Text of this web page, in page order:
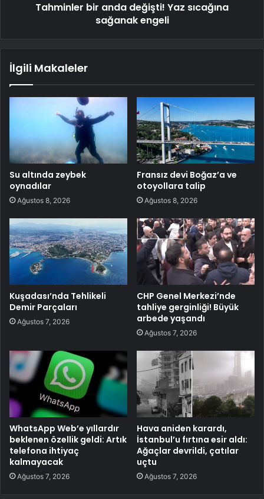
Tahminler bir anda değişti! Yaz sıcağına
sağanak engeli
İlgili Makaleler
Su altında zeybek
oynadılar
Ağustos 8, 2026
Fransız devi Boğaz’a ve
otoyollara talip
Ağustos 8, 2026
Kuşadası’nda Tehlikeli
Demir Parçaları
Ağustos 7, 2026
CHP Genel Merkezi’nde
tahliye gerginliği! Büyük
arbede yaşandı
Ağustos 7, 2026
WhatsApp Web’e yıllardır
beklenen özellik geldi: Artık
telefona ihtiyaç
kalmayacak
Ağustos 7, 2026
Hava aniden karardı,
İstanbul’u fırtına esir aldı:
Ağaçlar devrildi, çatılar
uçtu
Ağustos 7, 2026